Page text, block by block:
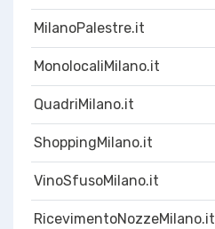
MilanoPalestre.it
MonolocaliMilano.it
QuadriMilano.it
ShoppingMilano.it
VinoSfusoMilano.it
RicevimentoNozzeMilano.it